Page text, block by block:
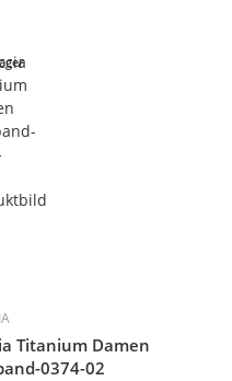
Titanium Damen
0374-02